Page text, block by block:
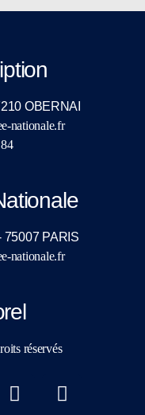
OBERNAI
nationale.fr
75007 PARIS
nationale.fr
réservés